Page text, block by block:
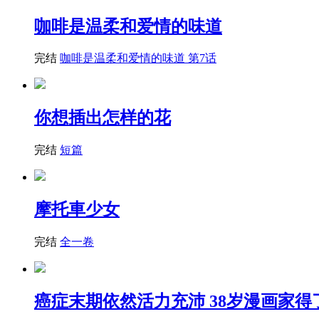
咖啡是温柔和爱情的味道
完结 咖啡是温柔和爱情的味道 第7话
你想插出怎样的花
完结 短篇
摩托車少女
完结 全一卷
癌症末期依然活力充沛 38岁漫画家得